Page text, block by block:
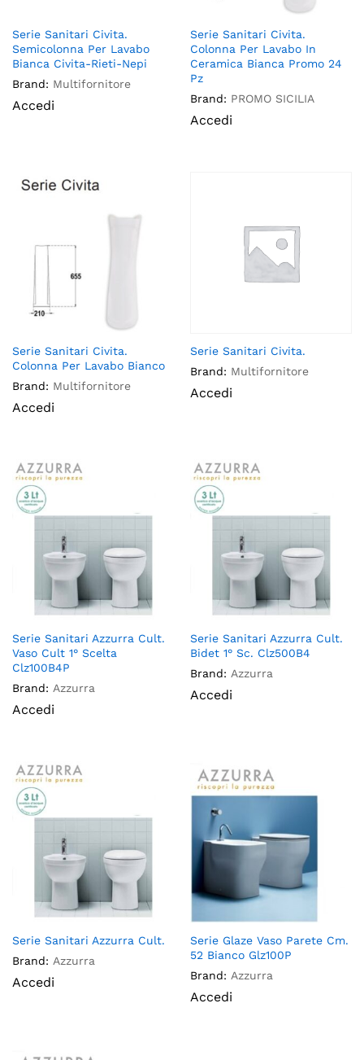
Serie Sanitari Civita.
Semicolonna Per Lavabo
Bianca Civita-Rieti-Nepi
Brand: Multifornitore
Accedi
Serie Sanitari Civita.
Colonna Per Lavabo In
Ceramica Bianca Promo 24
Pz
Brand: PROMO SICILIA
Accedi
Serie Sanitari Civita.
Colonna Per Lavabo Bianco
Brand: Multifornitore
Accedi
Serie Sanitari Civita.
Brand: Multifornitore
Accedi
Serie Sanitari Azzurra Cult.
Vaso Cult 1° Scelta
Clz100B4P
Brand: Azzurra
Accedi
Serie Sanitari Azzurra Cult.
Bidet 1° Sc. Clz500B4
Brand: Azzurra
Accedi
Serie Sanitari Azzurra Cult.
Brand: Azzurra
Accedi
Serie Glaze Vaso Parete Cm.
52 Bianco Glz100P
Brand: Azzurra
Accedi